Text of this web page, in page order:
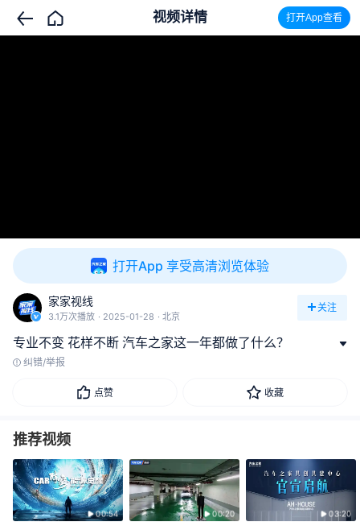
视频详情 打开App查看
打开App 享受高清浏览体验
家家视线
3.1万次播放 2025-01-28 北京
关注
专业不变 花样不断 汽车之家这一年都做了什么？
纠错/举报
点赞 收藏
推荐视频
00:54 00:20 03:20